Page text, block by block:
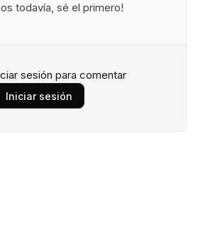
todavía, sé el primero!
sesión para comentar
Iniciar sesión